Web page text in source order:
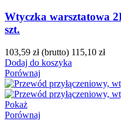
Wtyczka warsztatowa
szt.
103,59 zł (brutto) 115,10 zł
Dodaj do koszyka
Porównaj
Pokaż
Porównaj